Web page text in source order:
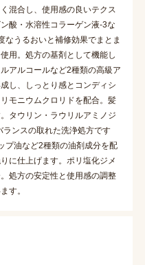
混合し、使用感の良いテクス
酸・水溶性コラーゲン液-3な
なうるおいと補修効果でまとま
用。処方の基剤として機能し
アルコールなど2種類の高級ア
し、しっとり感とコンディシ
モニウムクロリドを配合。髪
タウリン・ラウリルアミノジ
ンスの取れた洗浄処方です
プ油など2種類の油剤成分を配
に仕上げます。ポリ塩化ジメ
処方の安定性と使用感の調整
す。